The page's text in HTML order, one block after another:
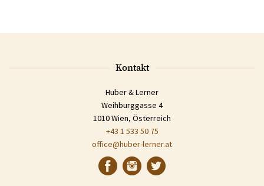
Kontakt
Huber & Lerner
Weihburggasse 4
1010 Wien, Österreich
+43 1 533 50 75
office@huber-lerner.at